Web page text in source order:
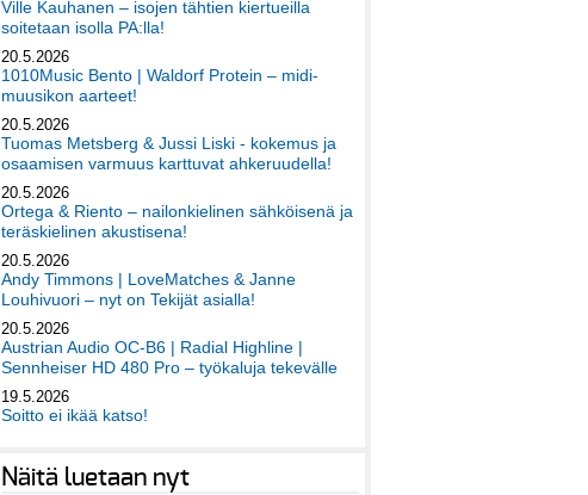
Ville Kauhanen – isojen tähtien kiertueilla
soitetaan isolla PA:lla!
20.5.2026
1010Music Bento | Waldorf Protein – midi-
muusikon aarteet!
20.5.2026
Tuomas Metsberg & Jussi Liski - kokemus ja
osaamisen varmuus karttuvat ahkeruudella!
20.5.2026
Ortega & Riento – nailonkielinen sähköisenä ja
teräskielinen akustisena!
20.5.2026
Andy Timmons | LoveMatches & Janne
Louhivuori – nyt on Tekijät asialla!
20.5.2026
Austrian Audio OC-B6 | Radial Highline |
Sennheiser HD 480 Pro – työkaluja tekevälle
19.5.2026
Soitto ei ikää katso!
Näitä luetaan nyt